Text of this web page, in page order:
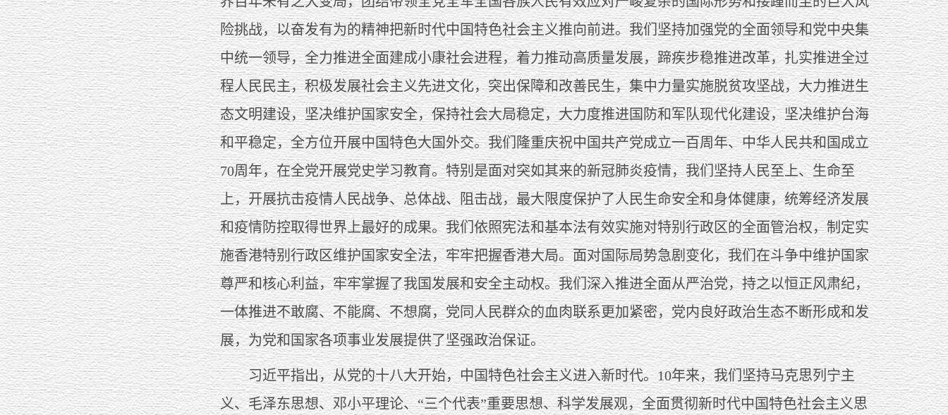
险挑战，以奋发有为的精神把新时代中国特色社会主义推向前进。我们坚持加强党的全面领导和党中央集
中统一领导，全力推进全面建成小康社会进程，着力推动高质量发展，蹄疾步稳推进改革，扎实推进全过
程人民民主，积极发展社会主义先进文化，突出保障和改善民生，集中力量实施脱贫攻坚战，大力推进生
态文明建设，坚决维护国家安全，保持社会大局稳定，大力度推进国防和军队现代化建设，坚决维护台海
和平稳定，全方位开展中国特色大国外交。我们隆重庆祝中国共产党成立一百周年、中华人民共和国成立
70周年，在全党开展党史学习教育。特别是面对突如其来的新冠肺炎疫情，我们坚持人民至上、生命至
上，开展抗击疫情人民战争、总体战、阻击战，最大限度保护了人民生命安全和身体健康，统筹经济发展
和疫情防控取得世界上最好的成果。我们依照宪法和基本法有效实施对特别行政区的全面管治权，制定实
施香港特别行政区维护国家安全法，牢牢把握香港大局。面对国际局势急剧变化，我们在斗争中维护国家
尊严和核心利益，牢牢掌握了我国发展和安全主动权。我们深入推进全面从严治党，持之以恒正风肃纪，
一体推进不敢腐、不能腐、不想腐，党同人民群众的血肉联系更加紧密，党内良好政治生态不断形成和发
展，为党和国家各项事业发展提供了坚强政治保证。
习近平指出，从党的十八大开始，中国特色社会主义进入新时代。10年来，我们坚持马克思列宁主
义、毛泽东思想、邓小平理论、“三个代表”重要思想、科学发展观，全面贯彻新时代中国特色社会主义思